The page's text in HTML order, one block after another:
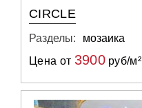
CIRCLE
Разделы:
мозаика
Цена от 3900руб/м²